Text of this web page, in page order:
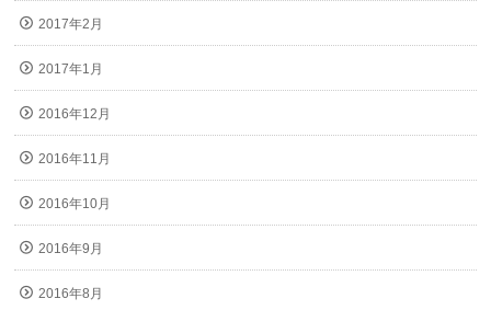
2017年2月
2017年1月
2016年12月
2016年11月
2016年10月
2016年9月
2016年8月